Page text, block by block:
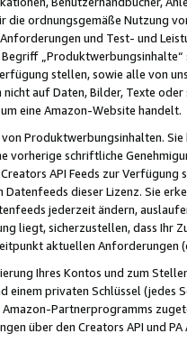
die ordnungsgemäße Nutzung
und Test- und
stellen, sowie alle von
nicht auf Daten, Bilder, Texte
eine Amazon-Website handelt.
Produktwerbungsinhalten. Sie
vorherige schriftliche
API Feeds zur
Datenfeeds dieser Lizenz. Sie
jederzeit ändern,
liegt, sicherzustellen, dass Ihr
aktuellen Anforderungen
Ihres Kontos und zum
einem privaten Schlüssel (jedes
Amazon-Partnerprogramms
über den Creators API und